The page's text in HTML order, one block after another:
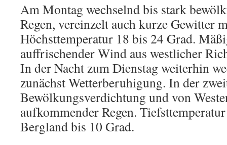
Am Montag wechselnd bis stark
Regen, vereinzelt auch kurze Gewitter
Höchsttemperatur 18 bis 24 Grad.
auffrischender Wind aus westlicher
In der Nacht zum Dienstag weiterhin
zunächst Wetterberuhigung. In der
Bewölkungsverdichtung und von
aufkommender Regen.
Bergland bis 10 Grad.